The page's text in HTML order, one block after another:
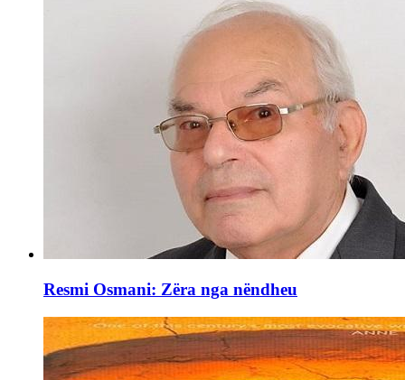
Resmi Osmani: Zëra nga nëndheu